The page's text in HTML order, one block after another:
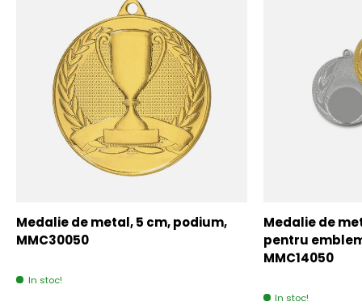
Medalie de metal, 5 cm, podium,
MMC30050
In stoc!
Medalie de
pentru
MMC14050
In stoc!